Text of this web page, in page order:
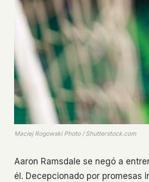
Maciej Rogowski Photo / Shutterstock.com
Aaron Ramsdale se negó a
él. Decepcionado por promesas